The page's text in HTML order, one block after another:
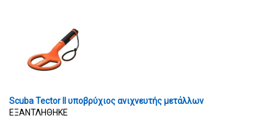
Scuba Tector II υποβρύχιος ανιχνευτής μετάλλων
ΕΞΑΝΤΛΗΘΗΚΕ